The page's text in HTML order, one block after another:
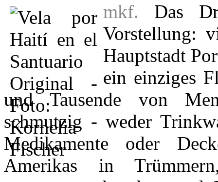
mkf. Das
Vorstellung:
Hauptstadt
ein einziges
und Tausende von
schmutzig - weder
Medikamente oder
Amerikas in